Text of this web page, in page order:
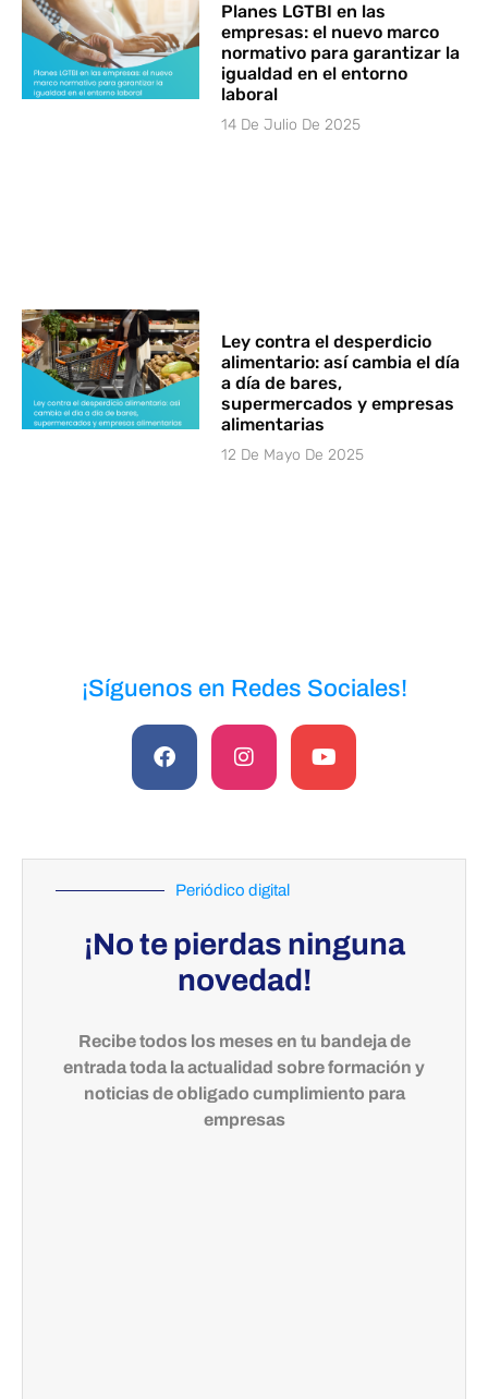
Planes LGTBI en las
empresas: el nuevo marco
normativo para garantizar la
igualdad en el entorno
laboral
14 De Julio De 2025
Ley contra el desperdicio
alimentario: así cambia el día
a día de bares,
supermercados y empresas
alimentarias
12 De Mayo De 2025
¡Síguenos en Redes Sociales!
Periódico digital
¡No te pierdas ninguna
novedad!
Recibe todos los meses en tu bandeja de
entrada toda la actualidad sobre formación y
noticias de obligado cumplimiento para
empresas